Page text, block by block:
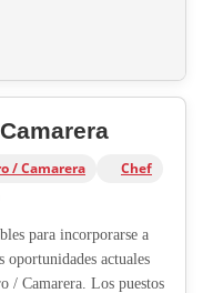
/ Camarera Chef
para incorporarse a
oportunidades actuales
/ Camarera. Los puestos